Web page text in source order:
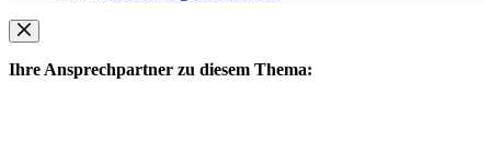
Ihre Ansprechpartner zu diesem Thema: